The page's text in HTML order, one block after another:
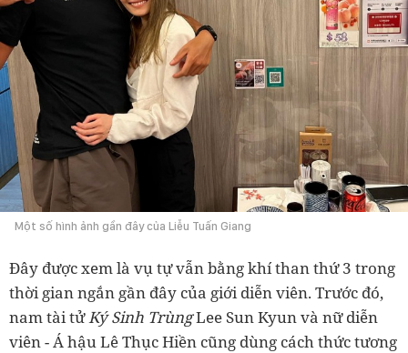
Một số hình ảnh gần đây của Liễu Tuấn Giang
Đây được xem là vụ tự vẫn bằng khí than thứ 3 trong
thời gian ngắn gần đây của giới diễn viên. Trước đó,
nam tài tử Ký Sinh TrùngLee Sun Kyun và nữ diễn
viên - Á hậu Lê Thục Hiền cũng dùng cách thức tương